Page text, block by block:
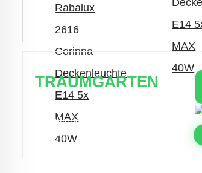
TRAUMGARTEN
Bestellungen über 400 €
mit dem Code: VIP20AT